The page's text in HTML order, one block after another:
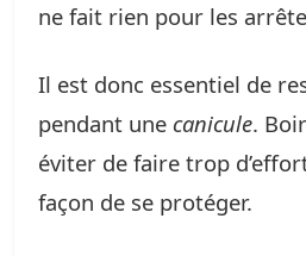
ne fait rien pour les
Il est donc essentiel de
pendant une canicule.
éviter de faire trop
façon de se protéger.